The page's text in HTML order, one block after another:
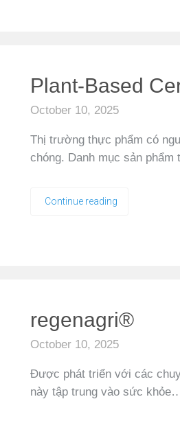
Plant-Based
October 10, 2025
Thị trường thực phẩm có
chóng. Danh mục sản
Continue reading
regenagri®
October 10, 2025
Được phát triển với các
này tập trung vào sức